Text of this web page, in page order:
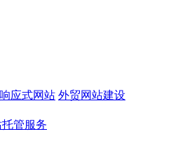
响应式网站 外贸网站建设
托管服务